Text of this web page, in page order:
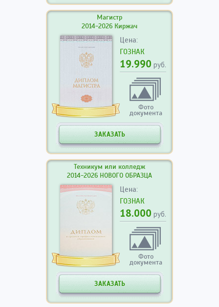
Магистр
2014-2026 Киржач
Цена:
ГОЗНАК
19.990 руб.
Фото
документа
ЗАКАЗАТЬ
Техникум или колледж
2014-2026 НОВОГО ОБРАЗЦА
Цена:
ГОЗНАК
18.000 руб.
Фото
документа
ЗАКАЗАТЬ